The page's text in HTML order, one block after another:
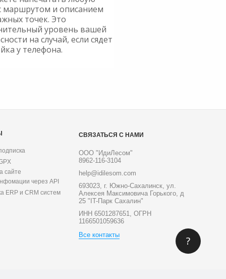
маршрутом и описанием
точек. Это
уровень вашей
на случай, если сядет
у телефона.
сайте
через API
ERP и CRM систем
СВЯЗАТЬСЯ С НАМИ
ООО "ИдиЛесом"
8962-116-3104
help@idilesom.com
693023, г. Южно-Сахалинск, ул.
Алексея Максимовича Горького, д
25 "IT-Парк Сахалин"
ИНН 6501287651, ОГРН
1166501059636
Все контакты
?